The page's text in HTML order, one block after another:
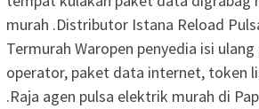
murah .Distributor Istana Reload
Termurah Waropen penyedia isi
operator, paket data internet, token
.Raja agen pulsa elektrik murah di